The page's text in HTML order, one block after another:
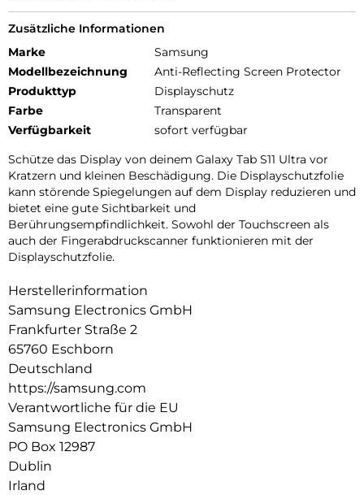
Zusätzliche Informationen
Marke
Samsung
Modellbezeichnung
Anti-Reflecting Screen Protector
Produkttyp
Displayschutz
Farbe
Transparent
Verfügbarkeit
sofort verfügbar
Schütze das Display von deinem Galaxy Tab S11 Ultra vor
Kratzern und kleinen Beschädigung. Die Displayschutzfolie
kann störende Spiegelungen auf dem Display reduzieren und
bietet eine gute Sichtbarkeit und
Berührungsempfindlichkeit. Sowohl der Touchscreen als
auch der Fingerabdruckscanner funktionieren mit der
Displayschutzfolie.
Herstellerinformation
Samsung Electronics GmbH
Frankfurter Straße 2
65760 Eschborn
Deutschland
https://samsung.com
Verantwortliche für die EU
Samsung Electronics GmbH
PO Box 12987
Dublin
Irland